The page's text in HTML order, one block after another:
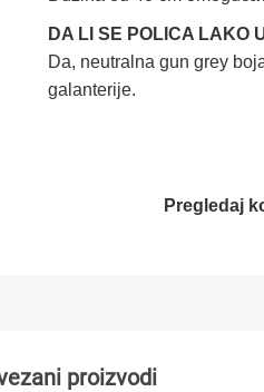
DA LI SE POLICA LAKO
Da, neutralna gun grey
galanterije.
Pregledaj
proizvodi